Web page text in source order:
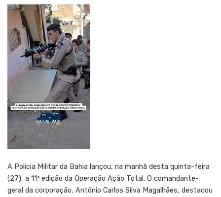
A Polícia Militar da Bahia lançou, na manhã desta quinta-feira
(27), a 11ª edição da Operação Ação Total. O comandante-
geral da corporação, Antônio Carlos Silva Magalhães, destacou